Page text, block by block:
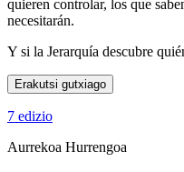
quieren controlar, los que
necesitarán.
Y si la Jerarquía descubre
Erakutsi gutxiago
7 edizio
Aurrekoa Hurrengoa